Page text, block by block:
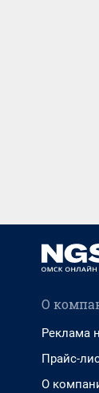
О
Реклама
Прайс-
О